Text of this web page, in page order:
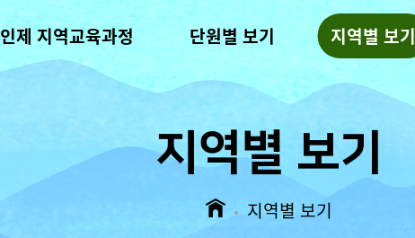
인제 지역교육과정 단원별 보기 지역별 보기
지역별 보기
지역별 보기